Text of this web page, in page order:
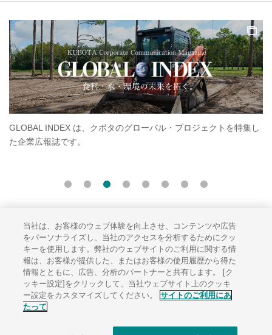
INDEX は、クボタのグローバル・プロジェクトを特集し
企業広報誌です。
クボ
サイトのご利用にあたって
ソーシャルメディアポリシー
個人情報保護方針
サイトマップ
当社は、お客様のウェブ体験を向上させ、コンテンツや広告
をパーソナライズし、当社のアクセスを分析するためにクッ
キーを使用します。弊社のウェブサイトのご利用に関する情
報は、お客様が提供した、またはお客様の使用履歴から得た
情報とともに、広告、分析のパートナーと共有します。 [ク
ッキー設定]をクリックして、当社ウェブサイト上のクッキ
ー設定をカスタマイズしてください。
サイトのご利用にあ
たって